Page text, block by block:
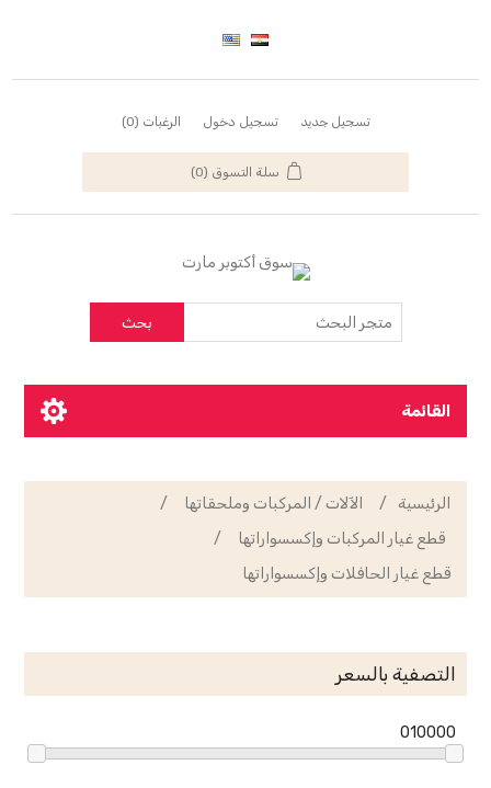
تسجيل جديد تسجيل دخول الرغبات (0)
سلة التسوق (0)
بحث
القائمة
الرئيسية / الآلات / المركبات وملحقاتها
/
قطع غيار المركبات وإكسسواراتها
/
قطع غيار الحافلات وإكسسواراتها
التصفية بالسعر
010000